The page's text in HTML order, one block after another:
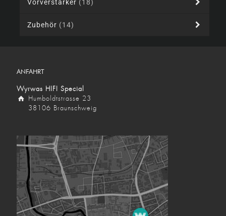
Vorverstärker (18)
Zubehör (14)
ANFAHRT
Wyrwas HIFI Special
Humboldtstrasse 23
38106 Braunschweig